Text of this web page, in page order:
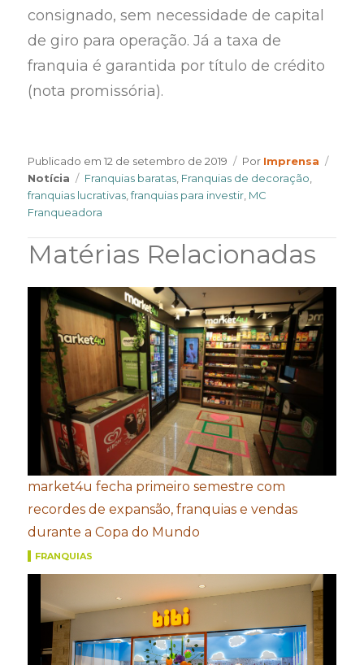
consignado, sem necessidade de capital
de giro para operação. Já a taxa de
franquia é garantida por título de crédito
(nota promissória).
Publicado em12 de setembro de 2019 Por Author
Imprensa
Notícia
Tags
Franquias baratas Franquias de decoração
franquias lucrativas ,franquias para investir MC
Franqueadora
Matérias Relacionadas
market4u fecha primeiro semestre com
recordes de expansão, franquias e vendas
durante a Copa do Mundo
FRANQUIAS